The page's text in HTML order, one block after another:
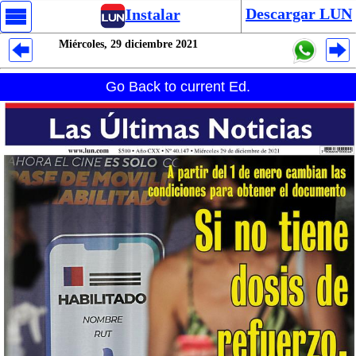
Instalar Descargar LUN
Miércoles, 29 diciembre 2021
Go Back to current Ed.
Despliegues Analytics
Despliegues Totales
Despliegues por Rubros